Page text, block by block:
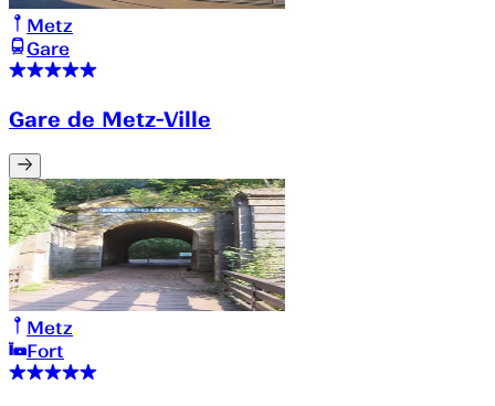
Metz
Gare
Gare de Metz-Ville
Metz
Fort